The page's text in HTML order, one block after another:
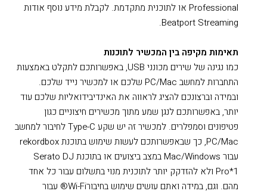
Professional או לתוכנית מתקדמת. לקבלת מידע נוסף אודות
Beatport Streaming.
תאימות מקיפה בין המכשיר לתוכנות
כמו נגינה של שירים מכונני USB, באפשרותכם לתקלט באמצעות
התחברות למחשב PC/Mac שלכם או למכשיר נייד שלכם.
ובמידה וברצונכם להציג לראווה את האינדיבידואליות שלכם עוד
יותר, באפשרותכם לנגן שמע מתוך מכשירים חיצוניים כגון
פטיפונים וסמפלרים. למכשיר זה יש שקע Type-C לחיבור למחשב
PC/Mac, כך שבאפשרותכם לעשות שימוש בתוכנת rekordbox
עבור Mac/Windows במצב ביצועים או בתוכנת Serato DJ
Pro*1 ולא להזדקק יותר לתוכנית מנוי בתשלום עבור כל אחד
מהם. וגם, במידה ואתם עושים שימוש בחיבורWi-Fi® עבור